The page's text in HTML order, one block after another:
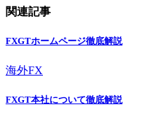
関連記事
FXGTホームページ徹底解説
海外FX
FXGT本社について徹底解説